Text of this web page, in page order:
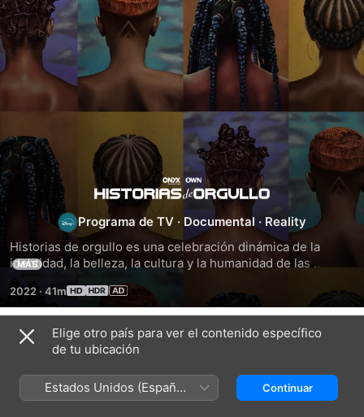
Historias
de
orgullo
Programa de TV · Documental · Reality
Historias de orgullo es una celebración dinámica de la
identidad, la belleza, la cultura y la humanidad de las
historias de nuestro cabello. Una serie documental en la
que seis mujeres fenomenales y diversas: Issa Rae, la
diputada Ayanna Pressley, CHIKA, Marsai Martin, Chloe
Bailey y Oprah Winfrey, ponen sobre la mesa sus historias
brillantes voces de líderes académicos y culturales,
peluqueros con talento y hermanas extraordinarias, la serie
MÁS
2022 · 41m
Temporada 1
Elige otro país para ver el contenido específico
de tu ubicación
Estados Unidos (Español
México)
Continuar